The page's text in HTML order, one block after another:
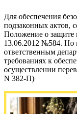
Для обеспечения
подзаконных актов,
Положение о защите
13.06.2012 №584. Но
ответственным
требованиях к
осуществлении
N 382-П)